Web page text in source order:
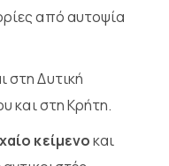
από αυτοψία
στη Δυτική
και στη Κρήτη.
κείμενοκαι